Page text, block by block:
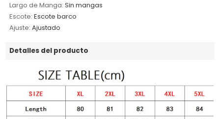
Largo de Manga: Sin mangas
Escote: Escote barco
Ajuste: Ajustado
Detalles del producto